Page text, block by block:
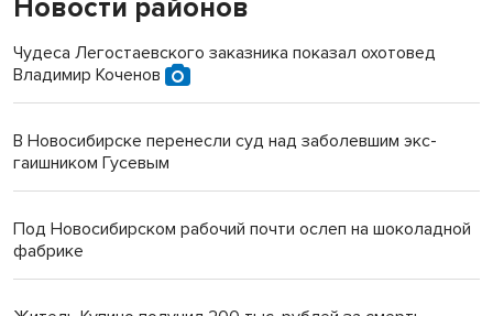
Новости районов
Чудеса Легостаевского заказника показал охотовед
Владимир Коченов
В Новосибирске перенесли суд над заболевшим экс-
гаишником Гусевым
Под Новосибирском рабочий почти ослеп на шоколадной
фабрике